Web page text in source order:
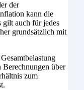
der
kann die
auch für jedes
grundsätzlich mit
über
zum